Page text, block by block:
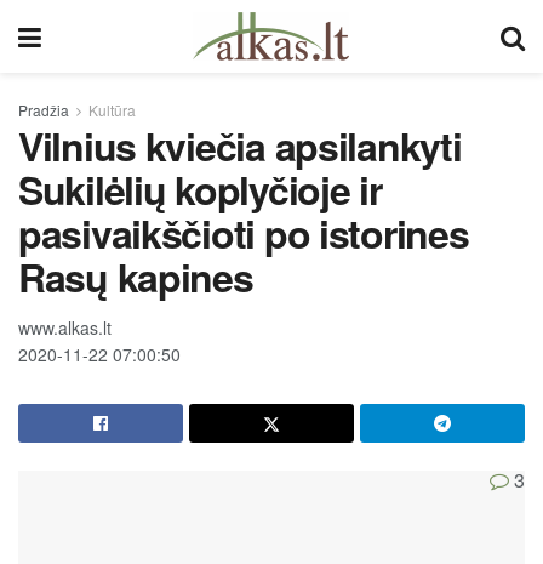
Pradžia Kultūra
Vilnius kviečia apsilankyti
Sukilėlių koplyčioje ir
pasivaikščioti po istorines
Rasų kapines
www.alkas.lt
2020-11-22 07:00:50
3